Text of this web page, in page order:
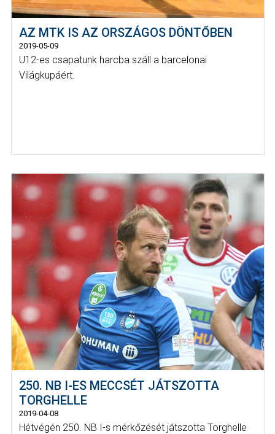
AZ MTK IS AZ ORSZÁGOS DÖNTŐBEN
2019-05-09
U12-es csapatunk harcba száll a barcelonai
Világkupáért.
250. NB I-ES MECCSÉT JÁTSZOTTA
TORGHELLE
2019-04-08
Hétvégén 250. NB I-s mérkőzését játszotta Torghelle